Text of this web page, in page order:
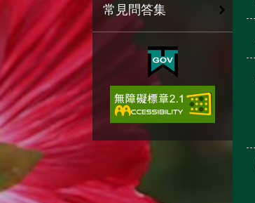
常見問答集